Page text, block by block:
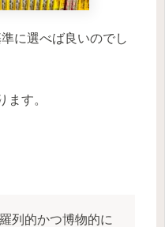
に選べば良いのでし
ます。
列的かつ博物的に